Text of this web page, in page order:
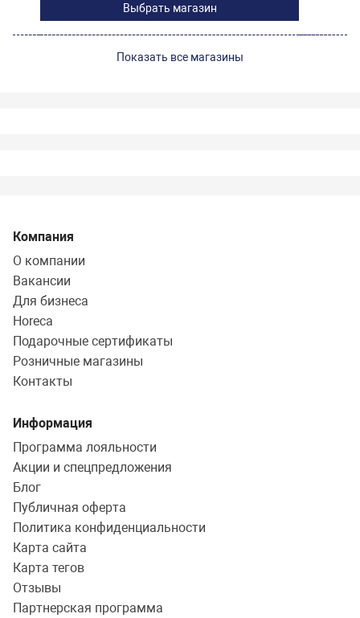
Выбрать магазин
Показать все магазины
Компания
О компании
Вакансии
Для бизнеса
Horeca
Подарочные сертификаты
Розничные магазины
Контакты
Информация
Программа лояльности
Акции и спецпредложения
Блог
Публичная оферта
Политика конфиденциальности
Карта сайта
Карта тегов
Отзывы
Партнерская программа